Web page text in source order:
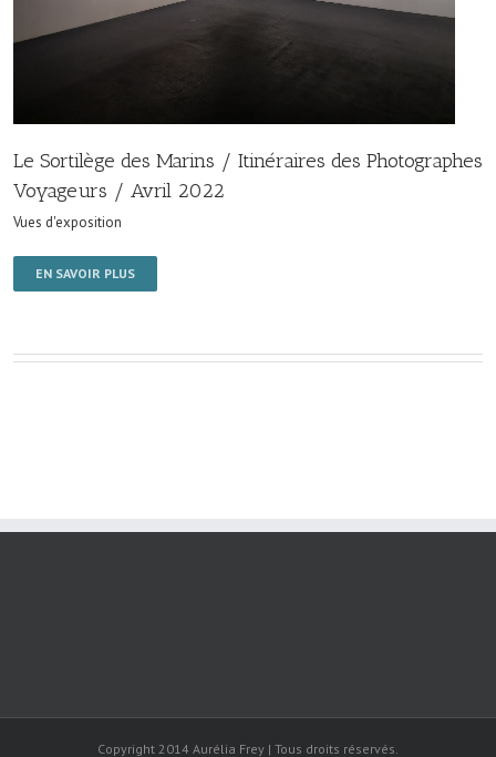
Le Sortilège des Marins / Itinéraires des Photographes
Voyageurs / Avril 2022
Vues d'exposition
EN SAVOIR PLUS
Copyright 2014 Aurélia Frey | Tous droits réservés.